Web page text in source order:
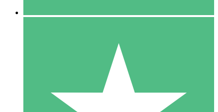
10 Téléchargements
20 00